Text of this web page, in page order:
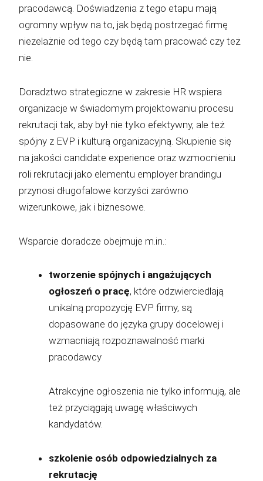
pracodawcą. Doświadzenia z tego etapu mają
ogromny wpływ na to, jak będą postrzegać firmę
niezelażnie od tego czy będą tam pracować czy też
nie.
Doradztwo strategiczne w zakresie HR wspiera
organizacje w świadomym projektowaniu procesu
rekrutacji tak, aby był nie tylko efektywny, ale też
spójny z EVP i kulturą organizacyjną. Skupienie się
na jakości candidate experience oraz wzmocnieniu
roli rekrutacji jako elementu employer brandingu
przynosi długofalowe korzyści zarówno
wizerunkowe, jak i biznesowe.
Wsparcie doradcze obejmuje m.in.:
tworzenie spójnych i angażujących
ogłoszeń o pracę, które odzwierciedlają
unikalną propozycję EVP firmy, są
dopasowane do języka grupy docelowej i
wzmacniają rozpoznawalność marki
pracodawcy
Atrakcyjne ogłoszenia nie tylko informują, ale
też przyciągają uwagę właściwych
kandydatów.
szkolenie osób odpowiedzialnych za
rekrutację